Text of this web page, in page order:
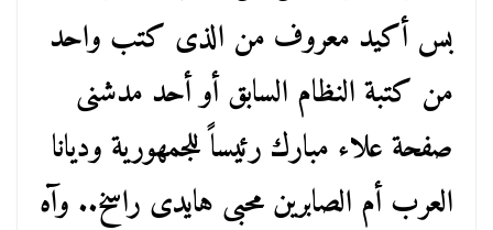
بس أكيد معروف من الذى كتب واحد
من كتبة النظام السابق أو أحد مدشنى
صفحة علاء مبارك رئيساً للجمهورية وديانا
العرب أم الصابرين محبى هايدى راسخ.. وآه